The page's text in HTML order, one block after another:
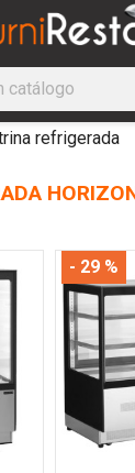
refrigerada
- 29 %